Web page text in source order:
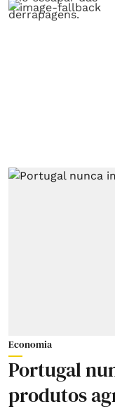
Economia
Portugal
produtos